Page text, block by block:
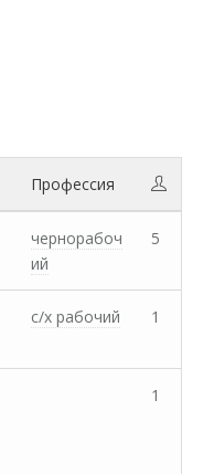
Профессия
чернорабоч
ий
5
с/х рабочий 1
1